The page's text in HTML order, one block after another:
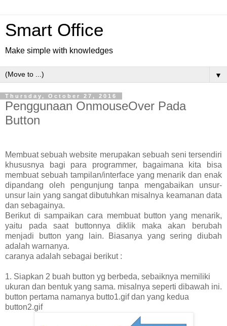
Smart Office
Make simple with knowledges
▼
Thursday, October 27, 2016
Penggunaan OnmouseOver Pada
Button
Membuat sebuah website merupakan sebuah seni tersendiri
khususnya bagi para programmer, bagaimana kita bisa
membuat sebuah tampilan/interface yang menarik dan enak
dipandang oleh pengunjung tanpa mengabaikan unsur-
unsur lain yang sangat dibutuhkan misalnya keamanan data
dan sebagainya.
Berikut di sampaikan cara membuat button yang menarik,
yaitu pada saat buttonnya diklik maka akan berubah
menjadi button yang lain. Biasanya yang sering diubah
adalah warnanya.
caranya adalah sebagai berikut :
1. Siapkan 2 buah button yg berbeda, sebaiknya memiliki
ukuran dan bentuk yang sama. misalnya seperti dibawah ini.
button pertama namanya butto1.gif dan yang kedua
button2.gif